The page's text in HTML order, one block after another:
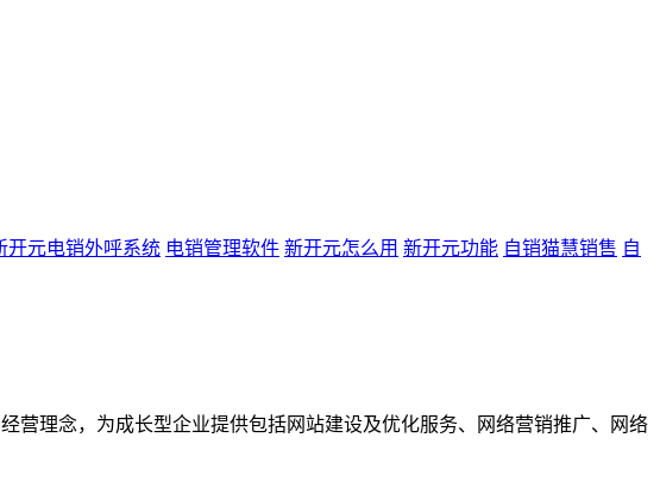
开元电销外呼系统 电销管理软件 新开元怎么用 新开元功能 自销猫慧销售 自
营理念，为成长型企业提供包括网站建设及优化服务、网络营销推广、网络